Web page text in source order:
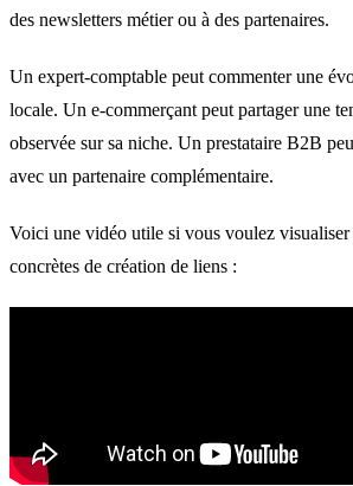
des newsletters métier ou à des partenaires.
Un expert-comptable peut commenter une
locale. Un e-commerçant peut partager une
observée sur sa niche. Un prestataire B2B
avec un partenaire complémentaire.
Voici une vidéo utile si vous voulez visualiser
concrètes de création de liens :